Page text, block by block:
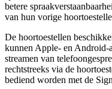
betere
van hun vorige
De hoortoestellen
kunnen Apple- en Android-
streamen van
rechtstreeks via de
bediend worden met de